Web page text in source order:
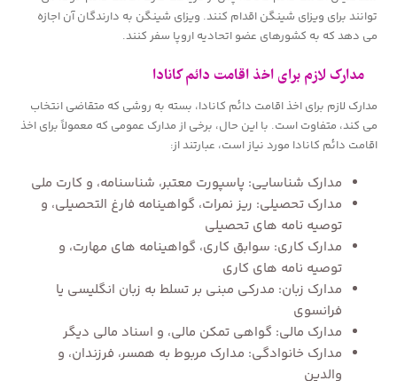
توانند برای ویزای شینگن اقدام کنند. ویزای شینگن به دارندگان آن اجازه
می دهد که به کشورهای عضو اتحادیه اروپا سفر کنند.
مدارک لازم برای اخذ اقامت دائم کانادا
مدارک لازم برای اخذ اقامت دائم کانادا، بسته به روشی که متقاضی انتخاب
می کند، متفاوت است. با این حال، برخی از مدارک عمومی که معمولاً برای اخذ
اقامت دائم کانادا مورد نیاز است، عبارتند از:
مدارک شناسایی: پاسپورت معتبر، شناسنامه، و کارت ملی
مدارک تحصیلی: ریز نمرات، گواهینامه فارغ التحصیلی، و
توصیه نامه های تحصیلی
مدارک کاری: سوابق کاری، گواهینامه های مهارت، و
توصیه نامه های کاری
مدارک زبان: مدرکی مبنی بر تسلط به زبان انگلیسی یا
فرانسوی
مدارک مالی: گواهی تمکن مالی، و اسناد مالی دیگر
مدارک خانوادگی: مدارک مربوط به همسر، فرزندان، و
والدین